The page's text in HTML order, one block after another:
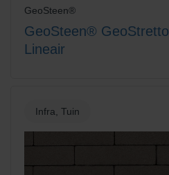
GeoSteen®
GeoSteen® GeoStretto
Lineair
Infra, Tuin